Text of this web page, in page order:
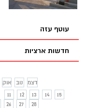
עוטף עזה
חדשות ארציות
אוק נוב
דצמ
11 12 13 14
15
26 27 28